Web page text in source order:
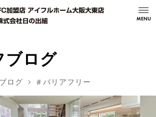
MENU
ブログ
ログ ＃バリアフリー